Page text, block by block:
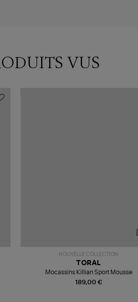
VUS
NOUVELLE COLLECTION
189,00 €
TORAL
Mocassins Killian Sport Mousse